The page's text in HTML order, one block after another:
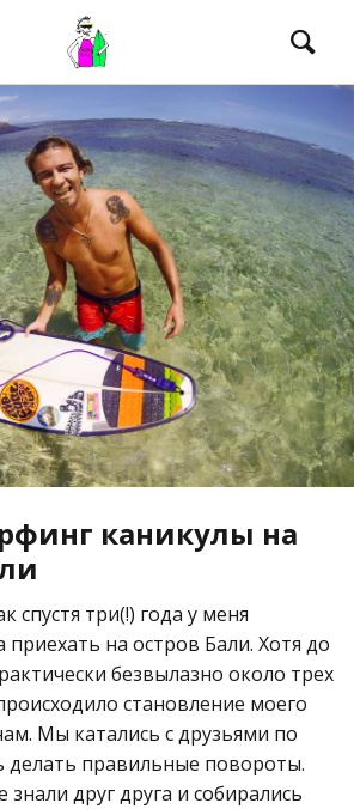
каникулы на
спустя три(!) года у меня
приехать на остров Бали. Хотя до
безвылазно около трех
становление моего
Мы катались с друзьями по
делать правильные повороты.
знали друг друга и собирались